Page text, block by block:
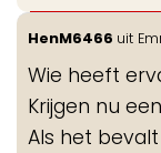
HenM6466 uit
Wie heeft
Krijgen nu
Als het